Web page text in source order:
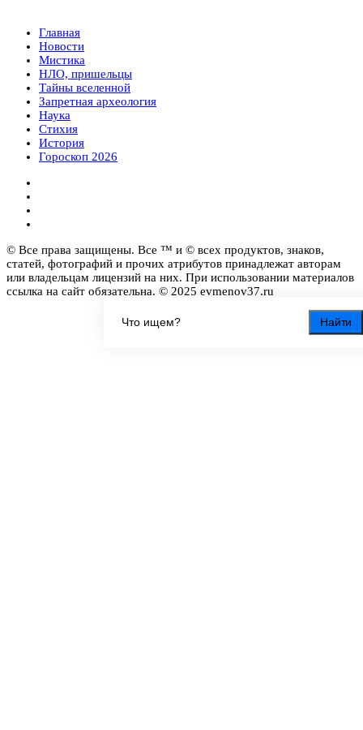
Найти
Главная
Новости
Мистика
НЛО, пришельцы
Тайны вселенной
Запретная археология
Наука
Стихия
История
Гороскоп 2026
© Все права защищены. Все ™ и © всех продуктов, знаков,
статей, фотографий и прочих атрибутов принадлежат авторам
или владельцам лицензий на них. При использовании материалов
ссылка на сайт обязательна. © 2025 evmenov37.ru